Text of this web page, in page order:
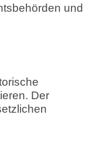
und
Der